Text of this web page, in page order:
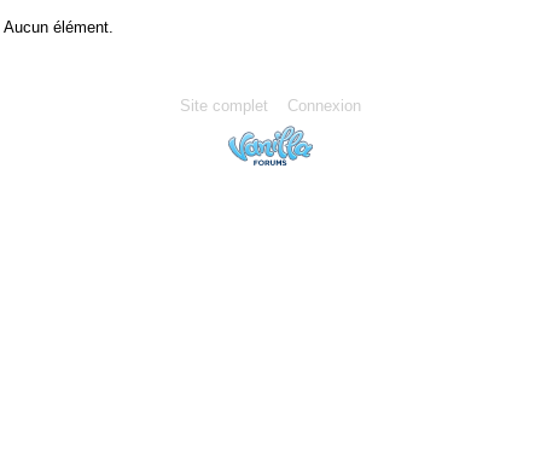
Aucun élément.
Site complet Connexion